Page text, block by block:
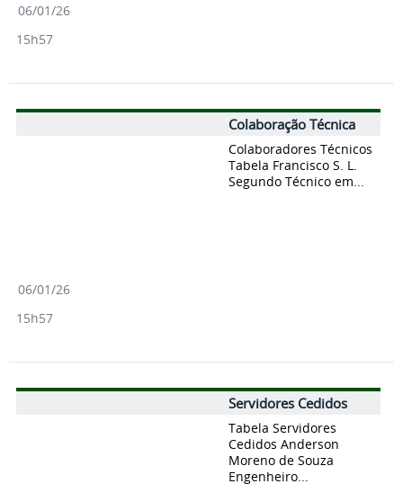
06/01/26
15h57
Colaboração Técnica
Colaboradores Técnicos
Tabela Francisco S. L.
Segundo Técnico em...
06/01/26
15h57
Servidores Cedidos
Tabela Servidores
Cedidos Anderson
Moreno de Souza
Engenheiro...